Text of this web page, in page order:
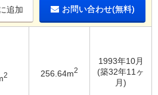
追加 お問い合わせ(無料)
2 256.64m2
1993年10月
(築32年11ヶ
月)